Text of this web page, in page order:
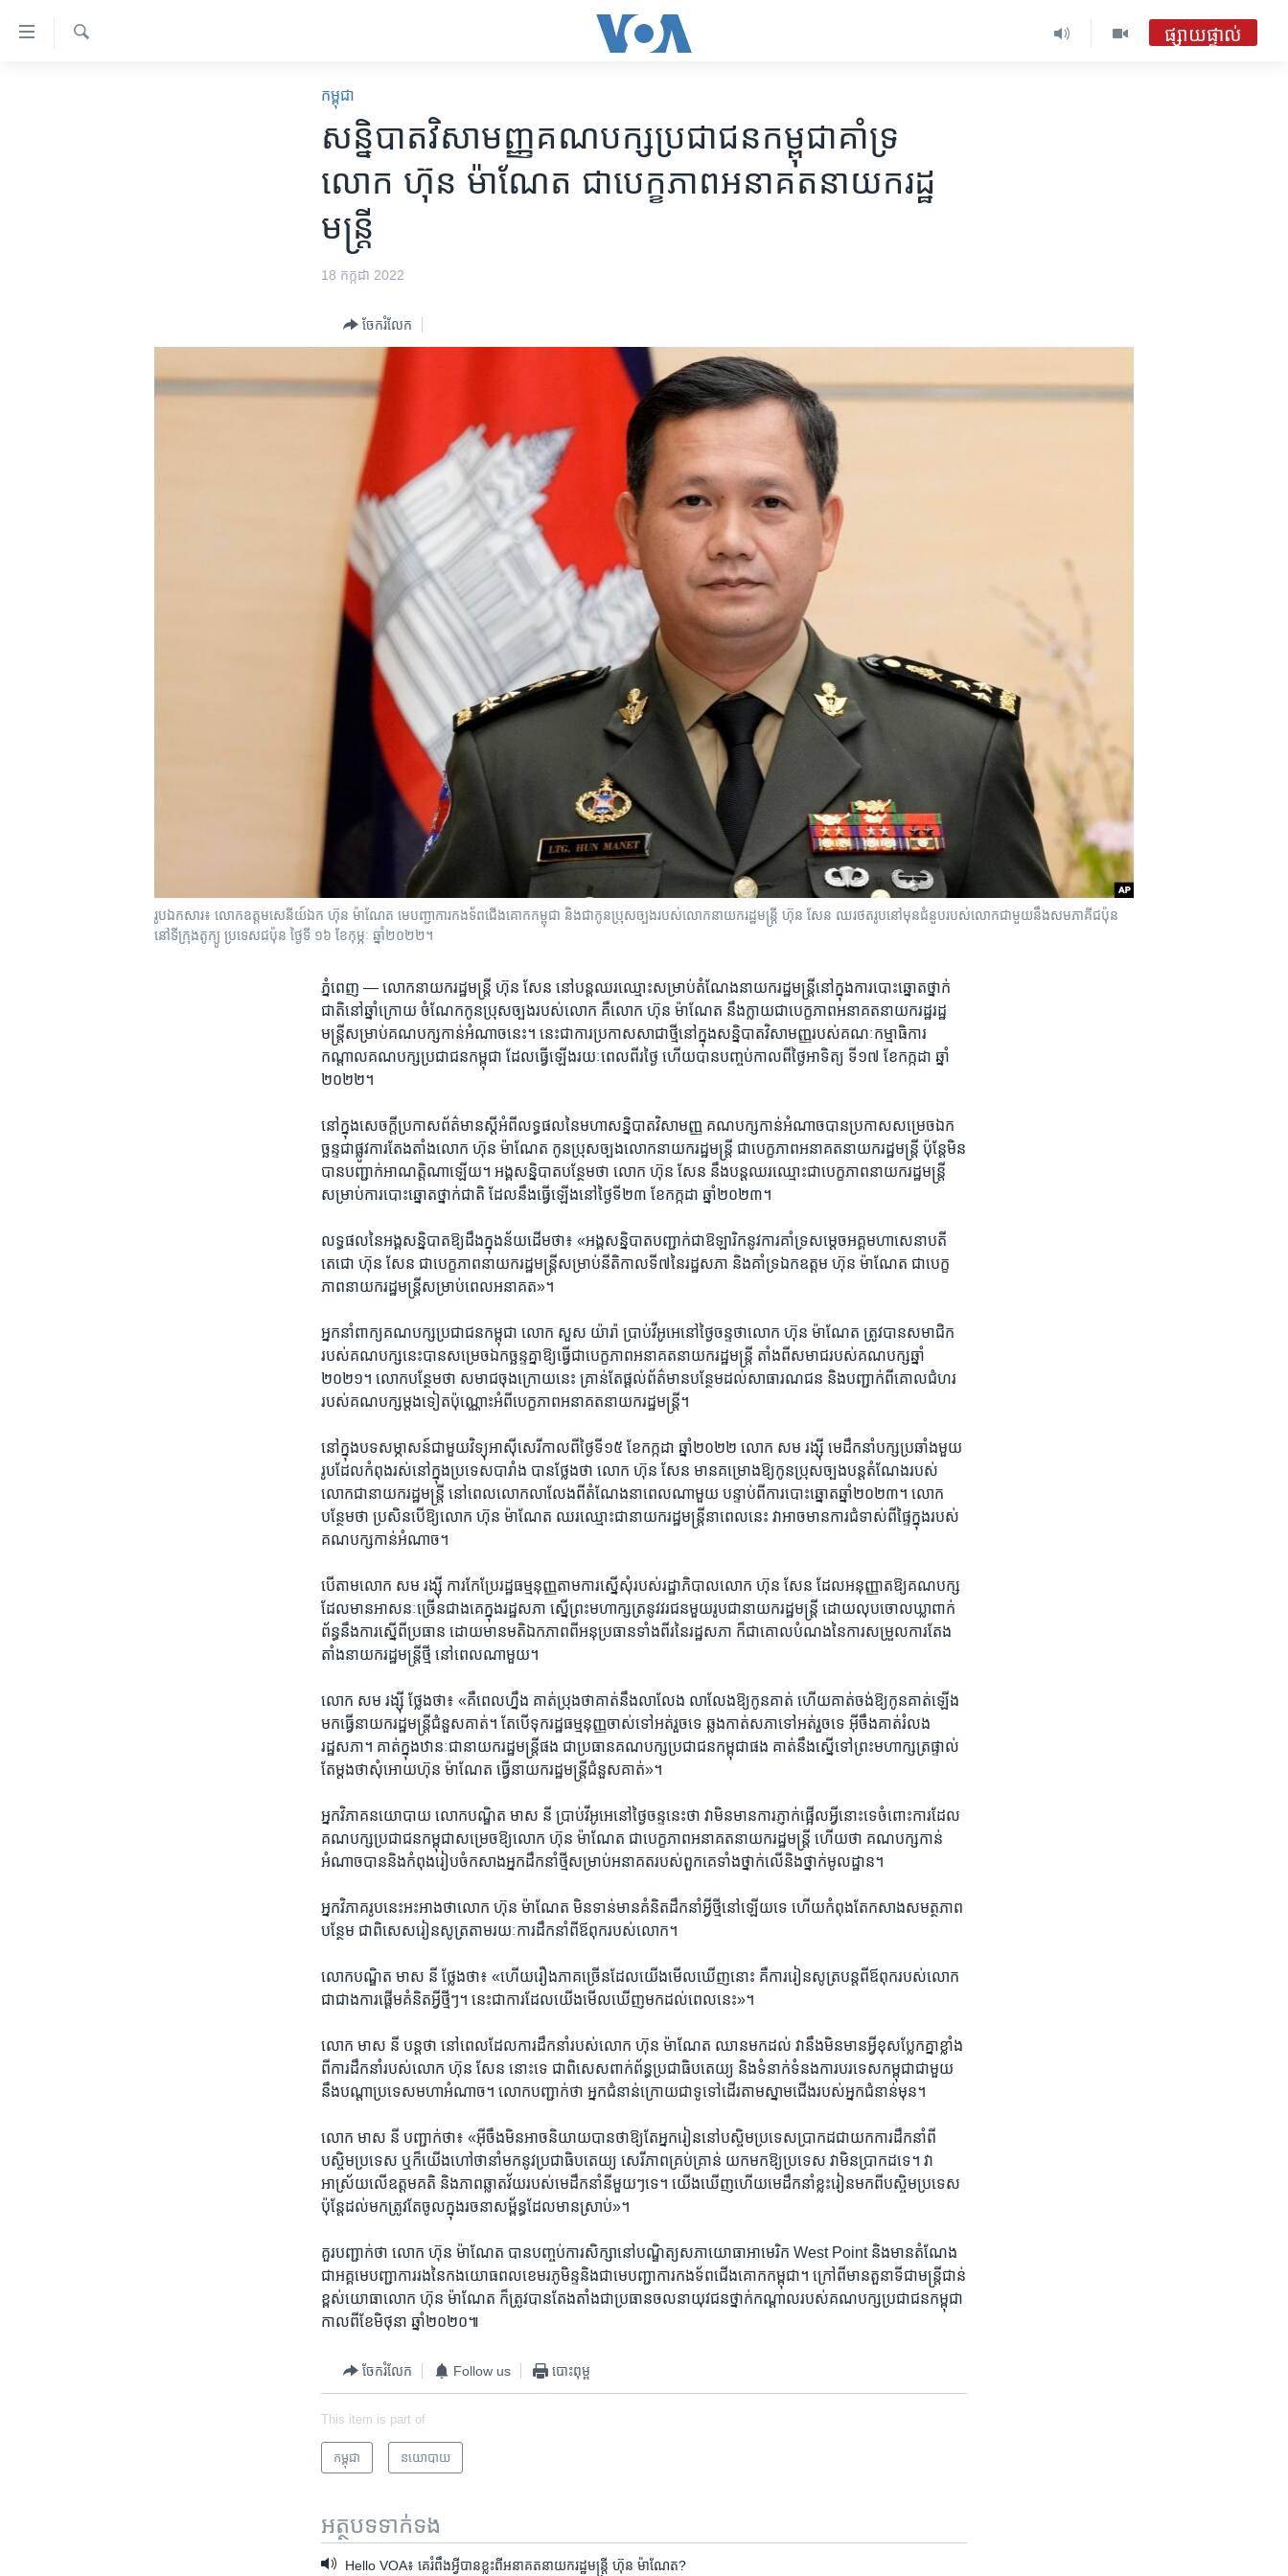
ទៅ​
ផ្សាយផ្ទាល់
កម្ពុជា
សន្និបាត​វិសាមញ្ញ​គណបក្ស​ប្រជាជន​កម្ពុជា​គាំទ្រ​
លោក ហ៊ុន ម៉ាណែត ជា​បេក្ខភាព​អនាគត​នាយក​រដ្ឋ
មន្ត្រី
18 កក្កដា 2022
ចែករំលែក
រូបឯកសារ៖ ​លោក​ឧត្តមសេនីយ៍ឯក​ ហ៊ុន​ ម៉ាណែត​​​​ មេ​បញ្ជា​ការ​កង​ទ័ព​ជើង​គោក​កម្ពុជា និង​ជា​កូនប្រុស​ច្បង​របស់​លោក​នាយករដ្ឋមន្ត្រី ហ៊ុន សែន ឈរ​ថតរូប​នៅ​មុន​ជំនួប​របស់​លោក​ជាមួយ​នឹង​សមភាគី​ជប៉ុន​
នៅ​ទីក្រុង​តូក្យូ ប្រទេស​ជប៉ុន ថ្ងៃទី ១៦ ​ខែកុម្ភៈ ឆ្នាំ២០២២។
ភ្នំពេញ —លោក​នាយក​រដ្ឋមន្ត្រី ហ៊ុន សែន នៅ​បន្ត​ឈរ​ឈ្មោះ​សម្រាប់​តំណែង​នាយក​រដ្ឋមន្ត្រី​នៅ​ក្នុង​ការ​បោះ​ឆ្នោត​ថ្នាក់​
ជាតិ​នៅ​ឆ្នាំ​ក្រោយ ចំណែក​កូន​ប្រុស​ច្បង​របស់​លោក គឺ​លោក ហ៊ុន ម៉ាណែត នឹង​ក្លាយ​ជា​បេក្ខភាព​អនាគត​នាយករដ្ឋ​រដ្ឋ
មន្ត្រី​សម្រាប់​គណបក្ស​កាន់​អំណាច​នេះ។ នេះ​ជា​ការ​ប្រកាស​សា​ជា​ថ្មី​នៅ​ក្នុង​សន្និបាត​វិសាមញ្ញ​របស់​គណៈ​កម្មាធិការ​
កណ្តាលគណ​បក្ស​ប្រជាជន​កម្ពុជា ដែល​ធ្វើ​ឡើង​រយៈ​ពេល​ពីរ​ថ្ងៃ ហើយ​បាន​បញ្ចប់​កាល​ពី​ថ្ងៃ​អាទិត្យ ទី​១៧ ខែ​កក្កដា ឆ្នាំ​
២០២២។
នៅ​ក្នុង​សេចក្តី​ប្រកាស​ព័ត៌មាន​ស្តី​អំពី​លទ្ធផល​នៃ​មហា​សន្និបាត​វិសាមញ្ញ គណបក្ស​កាន់​អំណាច​បាន​ប្រកាស​សម្រេច​ឯក​
ច្ឆន្ទ​ជា​ផ្លូវ​ការ​តែង​តាំង​លោក ហ៊ុន ម៉ាណែត កូន​ប្រុស​ច្បង​លោក​នាយក​រដ្ឋមន្ត្រី ជា​បេក្ខ​ភាព​អនាគត​នាយក​រដ្ឋមន្ត្រី ប៉ុន្តែ​មិន​
បាន​បញ្ជាក់​អាណត្តិ​ណា​ឡើយ។ អង្គ​សន្និបាត​បន្ថែម​ថា ​លោក ហ៊ុន សែន នឹង​បន្ត​ឈរ​ឈ្មោះ​ជា​បេក្ខភាព​នាយក​រដ្ឋមន្ត្រី​
សម្រាប់​ការ​បោះ​ឆ្នោត​ថ្នាក់​ជាតិ ដែល​នឹង​ធ្វើ​ឡើង​នៅ​ថ្ងៃ​ទី​២៣ ខែ​កក្កដា ឆ្នាំ​២០២៣។
លទ្ធផល​នៃ​អង្គ​សន្និបាត​ឱ្យ​ដឹង​ក្នុង​ន័យ​ដើម​ថា​៖ «អង្គ​សន្និបាត​បញ្ជាក់​ជា​ឱឡារិក​នូវ​ការ​គាំ​ទ្រ​សម្តេច​អគ្គមហាសេនា​បតី​
តេជោ​ ហ៊ុន សែន​ ជា​បេក្ខភាព​នាយក​រដ្ឋមន្ត្រី​សម្រាប់​នីតិ​កាល​ទី​៧​នៃ​រដ្ឋសភា​ និង​គាំទ្រ​ឯក​ឧត្តម ហ៊ុន ម៉ាណែត ជា​បេក្ខ
ភាព​នាយក​រដ្ឋមន្ត្រី​សម្រាប់​ពេល​អនា​គត»។
អ្នក​នាំ​ពាក្យ​គណបក្ស​ប្រជាជន​កម្ពុជា លោក សួស យ៉ារ៉ា ប្រាប់​វី​អូអេ​នៅ​ថ្ងៃ​ចន្ទ​ថា​លោក ហ៊ុន ម៉ាណែត​ ត្រូវ​បាន​សមាជិក​
របស់​គណបក្សនេះ​បាន​សម្រេច​ឯ​កច្ឆន្ទ​គ្នា​ឱ្យ​ធ្វើ​ជា​បេក្ខ​ភាព​អនាគត​នាយក​រដ្ឋមន្ត្រី តាំង​ពី​សមាជ​របស់​គណបក្ស​ឆ្នាំ​
២០២១។ លោក​បន្ថែម​ថា ​សមាជ​ចុង​ក្រោយ​នេះ គ្រាន់​តែ​ផ្តល់​ព័ត៌មាន​បន្ថែម​ដល់​សាធារណជន និង​បញ្ជាក់​ពី​គោល​ជំហរ​
របស់​គណបក្ស​ម្តង​ទៀត​ប៉ុណ្ណោះ​អំពី​បេក្ខភាព​អនាគត​នាយក​រដ្ឋមន្ត្រី។
នៅ​ក្នុង​បទ​សម្ភាសន៍​ជាមួយ​វិទ្យុ​អាស៊ី​សេរី​កាល​ពី​ថ្ងៃ​ទី​១៥ ខែ​កក្កដា ឆ្នាំ​២០២២ លោក សម រង្ស៊ី មេដឹកនាំ​បក្ស​ប្រឆាំង​មួយ​
រូប​ដែល​កំពុង​រស់នៅ​ក្នុង​ប្រទេស​បារាំង បាន​ថ្លែង​ថា​ លោក ហ៊ុន សែន មាន​គម្រោង​ឱ្យ​កូន​ប្រុស​ច្បង​បន្ត​តំណែង​របស់​
លោក​ជា​នាយក​រដ្ឋមន្ត្រី នៅ​ពេល​លោក​លាលែង​ពី​តំណែង​នា​ពេល​ណា​មួយ បន្ទាប់​ពី​ការ​បោះ​ឆ្នោត​ឆ្នាំ​២០២៣។ លោក​
បន្ថែម​ថា ​ប្រសិន​បើ​ឱ្យ​លោក ហ៊ុន ម៉ាណែត ឈរ​ឈ្មោះ​ជា​នាយករដ្ឋមន្ត្រីនា​ពេល​នេះ វា​អាច​មាន​ការ​ជំទាស់​ពី​ផ្ទៃ​ក្នុង​របស់​
គណបក្ស​កាន់​អំណាច។
បើ​តាម​លោក សម រង្ស៊ី ការ​កែ​ប្រែ​រដ្ឋធម្មនុញ្ញ​តាម​ការ​ស្នើ​សុំ​របស់​រដ្ឋាភិបាល​លោក ហ៊ុន សែន ដែល​អនុញ្ញាត​ឱ្យ​គណបក្ស​
ដែល​មាន​អាសនៈ​ច្រើន​ជាងគេក្នុង​រដ្ឋសភា ស្នើ​ព្រះ​មហាក្សត្រ​នូវ​វរជន​មួយ​រូប​ជា​នាយករដ្ឋមន្ត្រី ដោយ​លុប​ចោល​ឃ្លា​ពាក់​
ព័ន្ធ​នឹង​ការ​ស្នើ​ពី​ប្រធាន ដោយ​មាន​មតិ​ឯកភាព​ពី​អនុ​ប្រធាន​ទាំង​ពីរ​នៃ​រដ្ឋសភា ក៏​ជា​គោល​បំណង​នៃ​ការ​សម្រួល​ការ​តែង​
តាំង​នាយក​រដ្ឋមន្ត្រី​ថ្មី នៅ​ពេល​ណា​មួយ។
លោក សម រង្ស៊ី ថ្លែង​ថា៖ «គឺ​ពេល​ហ្នឹង គាត់​ប្រុង​ថា​គាត់​នឹង​លាលែង លាលែង​ឱ្យ​កូន​គាត់ ហើយ​គាត់​ចង់​ឱ្យ​កូន​គាត់​ឡើង​
មក​ធ្វើ​នាយក​រដ្ឋមន្ត្រី​ជំនួស​គាត់។ តែ​បើ​ទុក​រដ្ឋធម្មនុញ្ញ​ចាស់​ទៅ​អត់​រួច​ទេ ឆ្លង​កាត់​សភា​ទៅ​អត់​រួច​ទេ អ៊ីចឹងគាត់​រំលង​
រដ្ឋសភា។ គាត់​ក្នុង​ឋានៈ​ជា​នាយក​រដ្ឋមន្ត្រី​ផង ជា​ប្រធាន​គណបក្ស​ប្រជាជន​កម្ពុជា​ផង គាត់​នឹង​ស្នើ​ទៅ​ព្រះ​មហា​ក្សត្រ​ផ្ទាល់​
តែ​ម្តង​ថា​សុំ​អោយ​ហ៊ុន ម៉ាណែត ធ្វើ​នាយក​រដ្ឋមន្ត្រី​ជំនួស​គាត់»។
អ្នក​វិភាគ​នយោបាយ​ លោក​បណ្ឌិត មាស នី ប្រាប់​វីអូអេ​នៅ​ថ្ងៃ​ចន្ទ​នេះ​ថា​ វា​មិន​មាន​ការ​ភ្ញាក់​ផ្អើល​អ្វី​នោះ​ទេ​ចំពោះ​ការ​ដែល​
គណបក្ស​ប្រជា​ជន​កម្ពុជា​សម្រេច​ឱ្យលោក ហ៊ុន ម៉ាណែត ជា​បេក្ខភាព​អនាគត​នាយក​រដ្ឋមន្ត្រី ហើយ​ថា​ គណបក្ស​កាន់
អំណាចបាន​និង​កំពុង​រៀប​ចំ​កសាង​អ្នក​ដឹក​នាំ​ថ្មី​សម្រាប់​អនាគត​របស់​ពួក​គេ​ទាំង​ថ្នាក់​លើ​និង​ថ្នាក់​មូល​ដ្ឋាន។
អ្នក​វិភាគ​រូប​នេះ​អះ​អាង​ថា​លោក ហ៊ុន ម៉ាណែត មិន​ទាន់​មាន​គំនិត​ដឹក​នាំ​អ្វី​ថ្មី​នៅ​ឡើយ​ទេ ហើយ​កំពុង​តែ​កសាង​សមត្ថភាព​
បន្ថែម​ ជា​ពិសេស​រៀន​សូត្រតាម​រយៈ​ការ​ដឹកនាំ​ពី​ឪពុក​របស់​លោក។
លោក​បណ្ឌិត មាស នី ថ្លែង​ថា​៖ «ហើយ​រឿង​ភាគ​ច្រើន​ដែល​យើ​ងមើល​ឃើញ​នោះ​ គឺ​ការ​រៀន​សូត្រ​បន្ត​ពី​ឪពុក​របស់​លោក​
ជា​ជាង​ការ​ផ្តើម​គំនិត​អ្វី​ថ្មីៗ។ នេះ​ជា​ការ​ដែល​យើង​មើល​ឃើញ​មក​ដល់​ពេល​នេះ»។
លោក មាស នី បន្ត​ថា​ នៅ​ពេល​ដែល​ការ​ដឹកនាំ​របស់​លោក ហ៊ុន ម៉ាណែត ឈាន​មក​ដល់ វា​នឹង​មិន​មាន​អ្វី​ខុស​ប្លែក​គ្នា​ខ្លាំង​
ពី​ការ​ដឹក​នាំ​របស់​លោក ហ៊ុន សែន​ នោះ​ទេ ជា​ពិសេស​ពាក់​ព័ន្ធប្រជាធិបតេយ្យ​ និង​ទំនាក់​ទំនង​ការ​បរទេស​កម្ពុជា​ជាមួយ​
នឹង​បណ្តា​ប្រទេស​មហា​អំណាច។ លោក​បញ្ជាក់​ថា ​អ្នក​ជំនាន់​ក្រោយ​ជា​ទូទៅ​ដើរ​តាម​ស្នាម​ជើង​របស់​អ្នក​ជំនាន់​មុន។
លោក មាស នី បញ្ជាក់​ថា​៖ «អ៊ីចឹង​មិន​អាច​និយាយ​បាន​ថា​ឱ្យ​តែ​អ្នក​រៀន​នៅ​បស្ចិម​ប្រទេស​ប្រាកដ​ជា​យក​ការ​ដឹក​នាំ​ពី​
បស្ចិម​ប្រទេស ឬ​ក៏​យើង​ហៅ​ថា​នាំ​មក​នូវ​ប្រជា​ធិប​តេយ្យ សេរី​ភាព​គ្រប់​គ្រាន់​ យក​មក​ឱ្យ​ប្រទេស វា​មិន​ប្រាកដ​ទេ។ វា​
អាស្រ័យ​លើ​ឧត្តម​គតិ និង​ភាព​ឆ្លាត​វ័យ​របស់​មេដឹក​នាំ​នីមួយៗ​ទេ។ យើង​ឃើញ​ហើយ​មេដឹកនាំ​ខ្លះ​រៀន​មក​ពី​បស្ចិម​ប្រទេស​
ប៉ុន្តែ​ដល់​មក​ត្រូវ​តែ​ចូល​ក្នុង​រចនា​សម្ព័ន្ធ​ដែល​មាន​ស្រាប់»។
គួរ​បញ្ជាក់​ថា​ លោក ហ៊ុន ម៉ាណែត បាន​បញ្ចប់​ការ​សិក្សា​នៅ​បណ្ឌិត្យ​សភា​យោធា​អាមេរិក West Point និង​មាន​តំណែង​
ជា​អគ្គ​មេ​បញ្ជាការ​រង​នៃ​កង​យោធពល​ខេមរភូមិន្ទ​និង​ជា​មេ​បញ្ជាការ​កង​ទ័ព​ជើង​គោក​កម្ពុជា។ ក្រៅ​ពី​មាន​តួនាទី​ជា​មន្ត្រី​ជាន់​
ខ្ពស់​យោធា​លោក​ ហ៊ុន ម៉ាណែត ក៏​ត្រូវ​បាន​តែង​តាំង​ជា​ប្រធាន​ចលនា​យុវជន​ថ្នាក់​កណ្ដាល​របស់​គណ​បក្ស​ប្រជាជន​កម្ពុជា
កាល​ពី​ខែ​មិថុនា ឆ្នាំ​២០២០៕
ចែករំលែក Follow us បោះពុម្ព
This item is part of
កម្ពុជា នយោបាយ
អត្ថបទ​ទាក់ទង
Hello VOA៖ គេ​រំពឹង​អ្វី​បាន​ខ្លះ​ពី​អនាគត​នាយក​រដ្ឋមន្ត្រី ហ៊ុន ម៉ាណែត?